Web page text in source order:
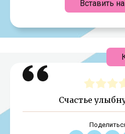
Вставить
Счастье